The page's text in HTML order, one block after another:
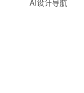
AI设计导航